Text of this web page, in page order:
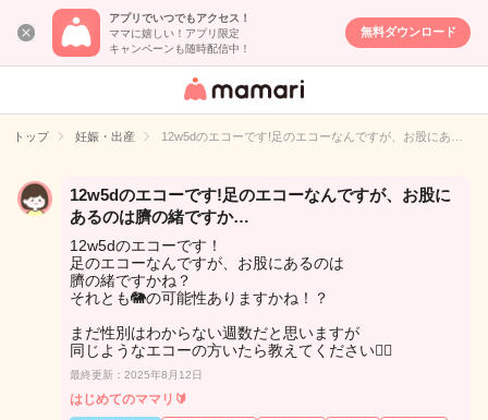
アプリでいつでもアクセス！
ママに嬉しい！アプリ限定
キャンペーンも随時配信中！
無料ダウンロード
女性専用匿名QA
イト
トップ 妊娠・出産 12w5dのエコーです!足のエコーなんですが、お股にあ…
12w5dのエコーです!足のエコーなんですが、お股に
あるのは臍の緒ですか…
12w5dのエコーです！
足のエコーなんですが、お股にあるのは
臍の緒ですかね？
それとも🐘の可能性ありますかね！？
まだ性別はわからない週数だと思いますが
同じようなエコーの方いたら教えてください🙇‍♀️
最終更新：2025年8月12日
はじめてのママリ🔰